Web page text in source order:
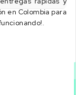
en Colombia para